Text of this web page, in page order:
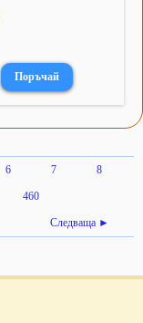
6 7 8
460
Следваща ►